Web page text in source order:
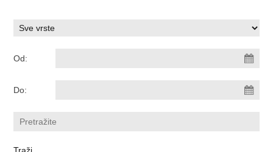
Od:
Do: